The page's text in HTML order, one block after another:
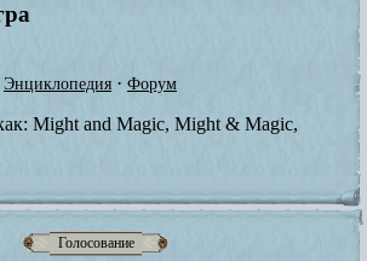
Голосование
Энциклопедия · Форум
Might and Magic, Might & Magic,